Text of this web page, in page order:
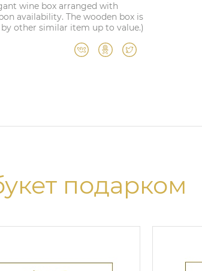
wine box arranged with
availability. The wooden box is
other similar item up to value.)
подарком